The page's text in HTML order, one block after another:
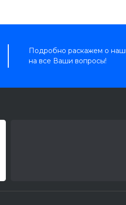
Подробно раскажем о
на все Ваши вопросы!